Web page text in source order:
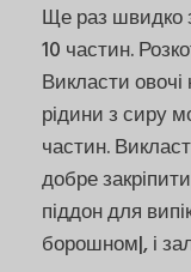
Ще раз швидко
10 частин.
Викласти
рідини з сиру
частин.
добре
піддон для
борошном|, і